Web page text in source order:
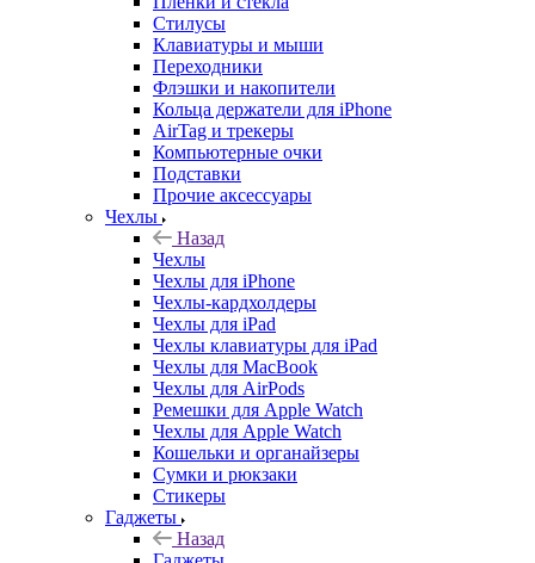
Стилусы
Клавиатуры и мыши
Переходники
Флэшки и накопители
Кольца держатели для iPhone
AirTag и трекеры
Компьютерные очки
Подставки
Прочие аксессуары
Чехлы
Назад
Чехлы
Чехлы для iPhone
Чехлы-кардхолдеры
Чехлы для iPad
Чехлы клавиатуры для iPad
Чехлы для MacBook
Чехлы для AirPods
Ремешки для Apple Watch
Чехлы для Apple Watch
Кошельки и органайзеры
Сумки и рюкзаки
Стикеры
Гаджеты
Назад